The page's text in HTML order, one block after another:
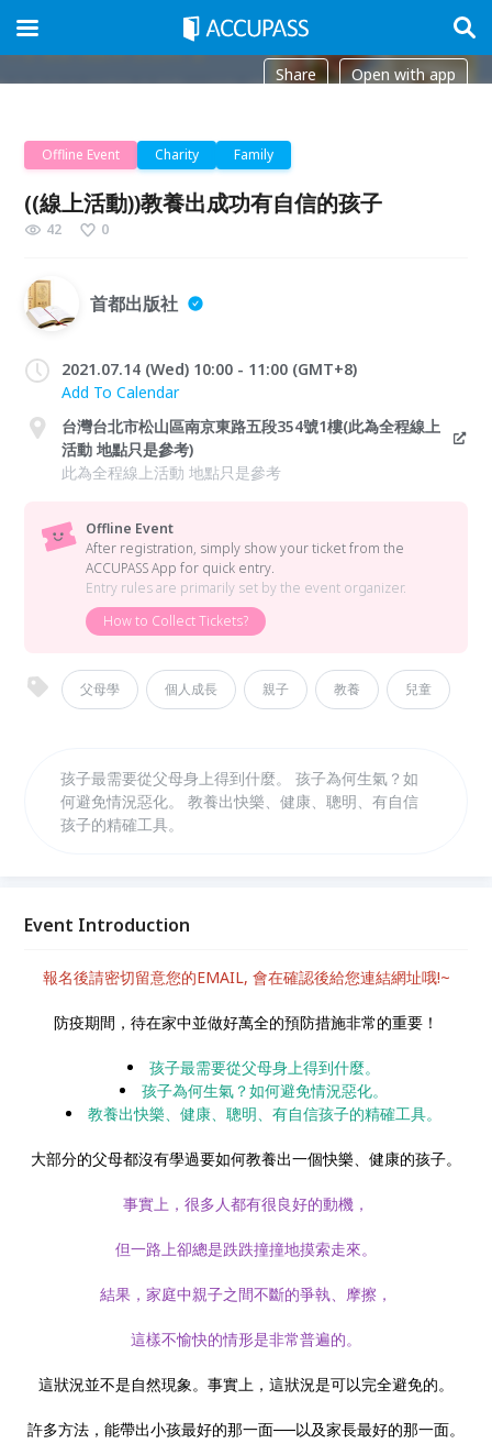
Share Open with app
Offline Event Charity Family
((線上活動))教養出成功有自信的孩子
42 0
首都出版社
2021.07.14 (Wed) 10:00 - 11:00 (GMT+8)
Add To Calendar
台灣台北市松山區南京東路五段354號1樓(此為全程線上
活動 地點只是參考)
此為全程線上活動 地點只是參考
Offline Event
After registration, simply show your ticket from the
ACCUPASS App for quick entry.
Entry rules are primarily set by the event organizer.
How to Collect Tickets?
父母學 個人成長 親子 教養 兒童
孩子最需要從父母身上得到什麼。 孩子為何生氣？如
何避免情況惡化。 教養出快樂、健康、聰明、有自信
孩子的精確工具。
Event Introduction
報名後請密切留意您的EMAIL, 會在確認後給您連結網址哦!~
防疫期間，待在家中並做好萬全的預防措施非常的重要！
孩子最需要從父母身上得到什麼。
孩子為何生氣？如何避免情況惡化。
教養出快樂、健康、聰明、有自信孩子的精確工具。
大部分的父母都沒有學過要如何教養出一個快樂、健康的孩子。
事實上，很多人都有很良好的動機，
但一路上卻總是跌跌撞撞地摸索走來。
結果，家庭中親子之間不斷的爭執、摩擦，
這樣不愉快的情形是非常普遍的。
這狀況並不是自然現象。事實上，這狀況是可以完全避免的。
許多方法，能帶出小孩最好的那一面──以及家長最好的那一面。